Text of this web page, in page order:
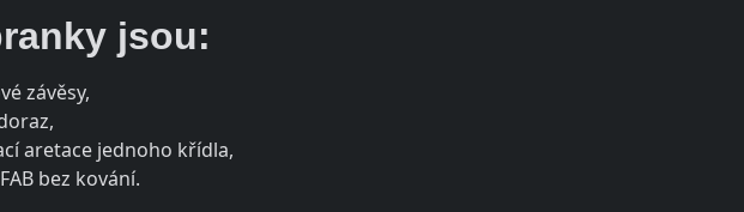
jsou:
závěsy,
aretace jednoho křídla,
bez kování.